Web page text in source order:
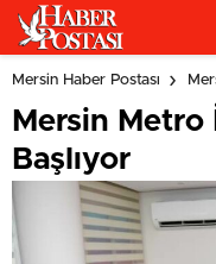
Mersin Haber Postası
Mersin Metro
Başlıyor